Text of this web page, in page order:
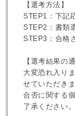
【選考方法】
STEP1：下記
STEP2：書類
STEP3：合格
【選考結果の
大変恐れ入り
せていただきま
合否に関する
了承ください。